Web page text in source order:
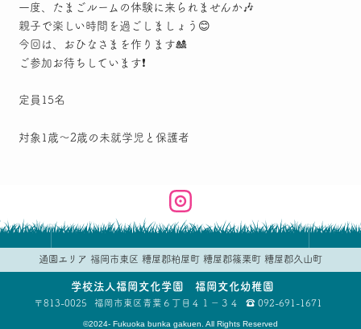
一度、たまごルームの体験に来られませんか🎶
親子で楽しい時間を過ごしましょう😊
今回は、おひなさまを作ります🎎
ご参加お待ちしています❗
定員 15名
対象 1歳～2歳の未就学児と保護者
通園エリア 福岡市東区 糟屋郡粕屋町 糟屋郡篠栗町 糟屋郡久山町
学校法人 福岡文化学園 福岡文化幼稚園
813-0025 福岡市東区青葉 ６丁目４１−３４ 092-691-1671
©2024- Fukuoka bunka gakuen. All Rights Reserved